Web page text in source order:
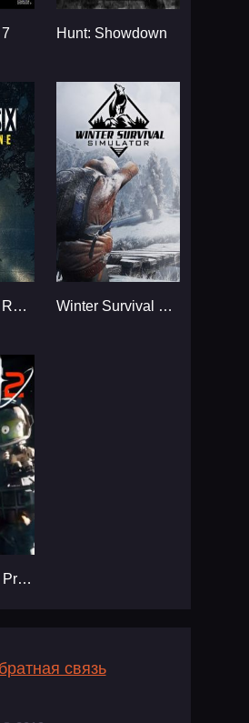
Hunt: Showdown
Tom Clancy’s Rainbow Six Winter Survival Simulator
Kerbal Space Program 2
связь